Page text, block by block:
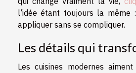
l’idée étant toujours la même
appliquer sans se compliquer.
Les détails qui
Les cuisines modernes